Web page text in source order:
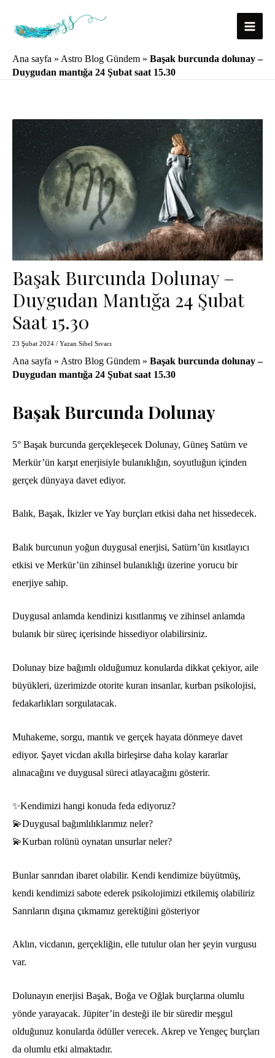
Main
Menu
Ana sayfa » Astro Blog Gündem » Başak burcunda dolunay –
Duygudan mantığa 24 Şubat saat 15.30
Başak Burcunda Dolunay –
Duygudan Mantığa 24 Şubat
Saat 15.30
23 Şubat 2024 / Yazan Sibel Sıvacı
Ana sayfa » Astro Blog Gündem » Başak burcunda dolunay –
Duygudan mantığa 24 Şubat saat 15.30
Başak Burcunda Dolunay
5° Başak burcunda gerçekleşecek Dolunay, Güneş Satürn ve
Merkür’ün karşıt enerjisiyle bulanıklığın, soyutluğun içinden
gerçek dünyaya davet ediyor.
Balık, Başak, İkizler ve Yay burçları etkisi daha net hissedecek.
Balık burcunun yoğun duygusal enerjisi, Satürn’ün kısıtlayıcı
etkisi ve Merkür’ün zihinsel bulanıklığı üzerine yorucu bir
enerjiye sahip.
Duygusal anlamda kendinizi kısıtlanmış ve zihinsel anlamda
bulanık bir süreç içerisinde hissediyor olabilirsiniz.
Dolunay bize bağımlı olduğumuz konularda dikkat çekiyor, aile
büyükleri, üzerimizde otorite kuran insanlar, kurban psikolojisi,
fedakarlıkları sorgulatacak.
Muhakeme, sorgu, mantık ve gerçek hayata dönmeye davet
ediyor. Şayet vicdan akılla birleşirse daha kolay kararlar
alınacağını ve duygusal süreci atlayacağını gösterir.
✨Kendimizi hangi konuda feda ediyoruz?
💫Duygusal bağımlılıklarımız neler?
💫Kurban rolünü oynatan unsurlar neler?
Bunlar sanrıdan ibaret olabilir. Kendi kendimize büyütmüş,
kendi kendimizi sabote ederek psikolojimizi etkilemiş olabiliriz
Sanrıların dışına çıkmamız gerektiğini gösteriyor
Aklın, vicdanın, gerçekliğin, elle tutulur olan her şeyin vurgusu
var.
Dolunayın enerjisi Başak, Boğa ve Oğlak burçlarına olumlu
yönde yarayacak. Jüpiter’in desteği ile bir süredir meşgul
olduğunuz konularda ödüller verecek. Akrep ve Yengeç burçları
da olumlu etki almaktadır.